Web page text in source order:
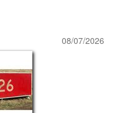
08/07/2026